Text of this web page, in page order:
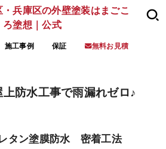
施工事例 保証 無料お見積
防水工事で雨漏れゼロ♪
タン塗膜防水 密着工法